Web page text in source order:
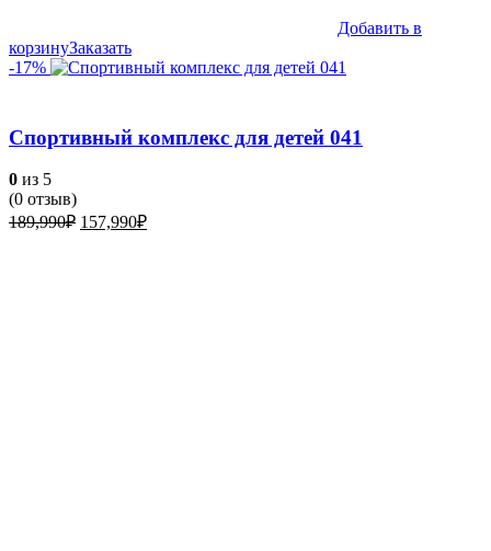
Добавить в
корзинуЗаказать
-17%
Спортивный комплекс для детей 041
0 из 5
(0 отзыв)
189,990₽ Первоначальная
157,990₽Текущая